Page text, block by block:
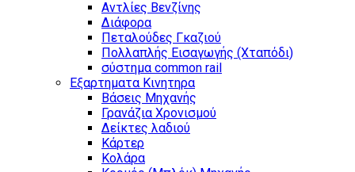
Αντλίες Βενζίνης
Διάφορα
Πεταλούδες Γκαζιού
Πολλαπλής Εισαγωγής (Χταπόδι)
σύστημα common rail
Εξαρτηματα Κινητηρα
Βάσεις Μηχανής
Γρανάζια Χρονισμού
Δείκτες λαδιού
Κάρτερ
Κολάρα